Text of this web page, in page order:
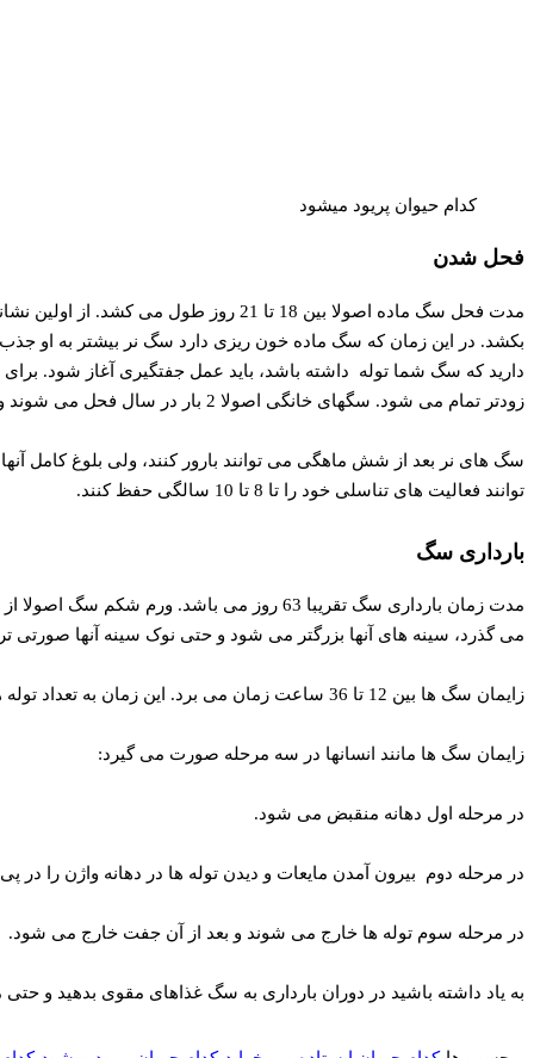
کدام حیوان پریود میشود
فحل شدن
بکشد. در این زمان که سگ ماده خون ریزی دارد سگ نر بیشتر به او
زودتر تمام می شود. سگهای خانگی اصولا 2 بار در سال فحل می شوند ولی سگهای وحشی و گرگها و روباه ها تنها یک بار در سال جفتگیری می کنند.
توانند فعالیت های تناسلی خود را تا 8 تا 10 سالگی حفظ کنند.
بارداری سگ
می گذرد، سینه های آنها بزرگتر می شود و حتی نوک سینه آنها صورتی تر می شود. وقتی سگ ها به زمان
زایمان سگ ها بین 12 تا 36 ساعت زمان می برد. این زمان به تعداد توله ها و همچنین نژاد سگ بستگی دارد.
زایمان سگ ها مانند انسانها در سه مرحله صورت می گیرد:
در مرحله اول دهانه منقبض می شود.
در مرحله دوم بیرون آمدن مایعات و دیدن توله ها در دهانه واژن را در پی
در مرحله سوم توله ها خارج می شوند و بعد از آن جفت خارج می شود.
به یاد داشته باشید در دوران بارداری به سگ غذاهای مقوی بدهید و